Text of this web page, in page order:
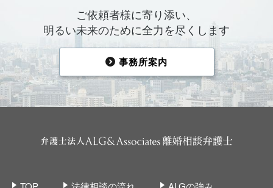
ご依頼者様に寄り添い、
明るい未来のために全力を尽くします
事務所案内